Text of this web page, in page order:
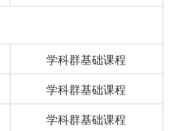
学科群基础课程
学科群基础课程
学科群基础课程